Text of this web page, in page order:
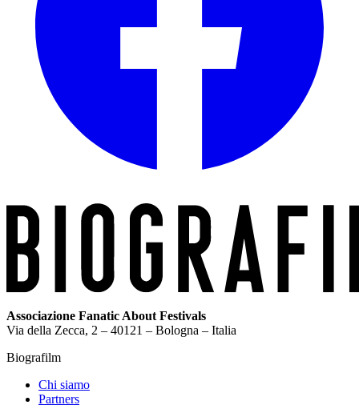
Associazione Fanatic About Festivals
Via della Zecca, 2 – 40121 – Bologna – Italia
Biografilm
Chi siamo
Partners